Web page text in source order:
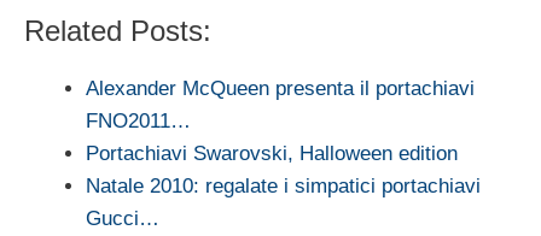
Related Posts:
Alexander McQueen presenta il portachiavi
FNO2011…
Portachiavi Swarovski, Halloween edition
Natale 2010: regalate i simpatici portachiavi
Gucci…